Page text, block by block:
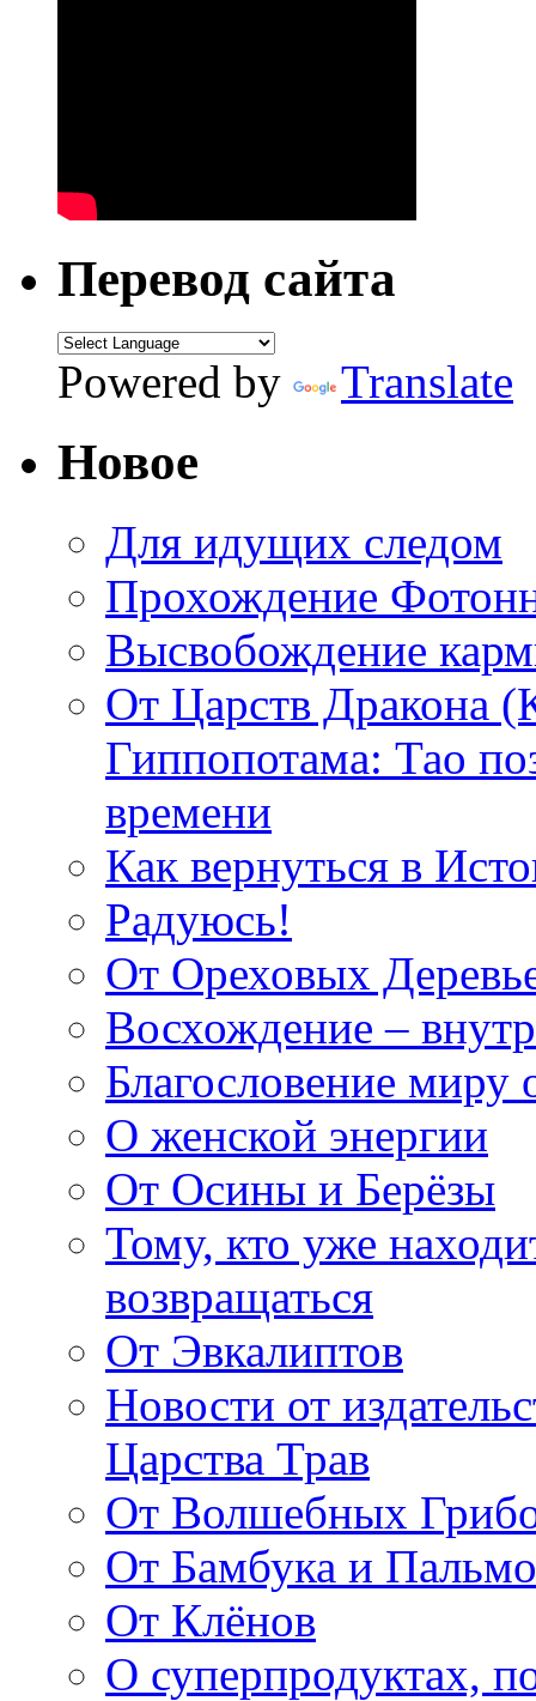
Перевод сайта
Powered by Translate
Новое
Для идущих следом
Прохождение
Высвобождение
От Царств Дракона
Гиппопотама: Тао
времени
Как вернуться в
Радуюсь!
От Ореховых
Восхождение –
Благословение миру
О женской энергии
От Осины и Берёзы
Тому, кто уже
возвращаться
От Эвкалиптов
Новости от
Царства Трав
От Волшебных
От Бамбука и
От Клёнов
О суперпродуктах,